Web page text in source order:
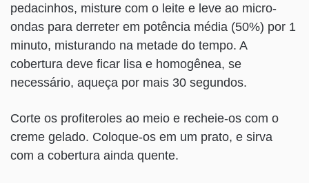
pedacinhos, misture com o leite e leve ao micro-
ondas para derreter em potência média (50%) por 1
minuto, misturando na metade do tempo. A
cobertura deve ficar lisa e homogênea, se
necessário, aqueça por mais 30 segundos.
Corte os profiteroles ao meio e recheie-os com o
creme gelado. Coloque-os em um prato, e sirva
com a cobertura ainda quente.